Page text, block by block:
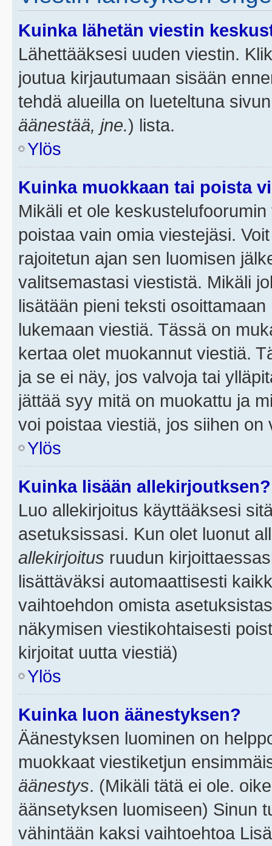
Kuinka lähetän viestin
Lähettääksesi uuden viestin.
joutua kirjautumaan sisään
tehdä alueilla on lueteltuna
äänestää, jne.) lista.
Ylös
Kuinka muokkaan tai poista
Mikäli et ole
poistaa vain omia viestejäsi.
rajoitetun ajan sen luomisen
valitsemastasi viestistä. Mikäli
lisätään pieni teksti
lukemaan viestiä. Tässä on
kertaa olet muokannut viestiä.
ja se ei näy, jos valvoja tai
jättää syy mitä on muokattu ja
voi poistaa viestiä, jos siihen on
Ylös
Kuinka lisään allekirjoutksen?
Luo allekirjoitus käyttääksesi
asetuksissasi. Kun olet luonut
allekirjoitus ruudun
lisättäväksi automaattisesti
vaihtoehdon omista
näkymisen viestikohtaisesti
kirjoitat uutta viestiä)
Ylös
Kuinka luon äänestyksen?
Äänestyksen luominen on
muokkaat viestiketjun
äänestys. (Mikäli tätä ei ole.
äänsetyksen luomiseen) Sinun
vähintään kaksi vaihtoehtoa